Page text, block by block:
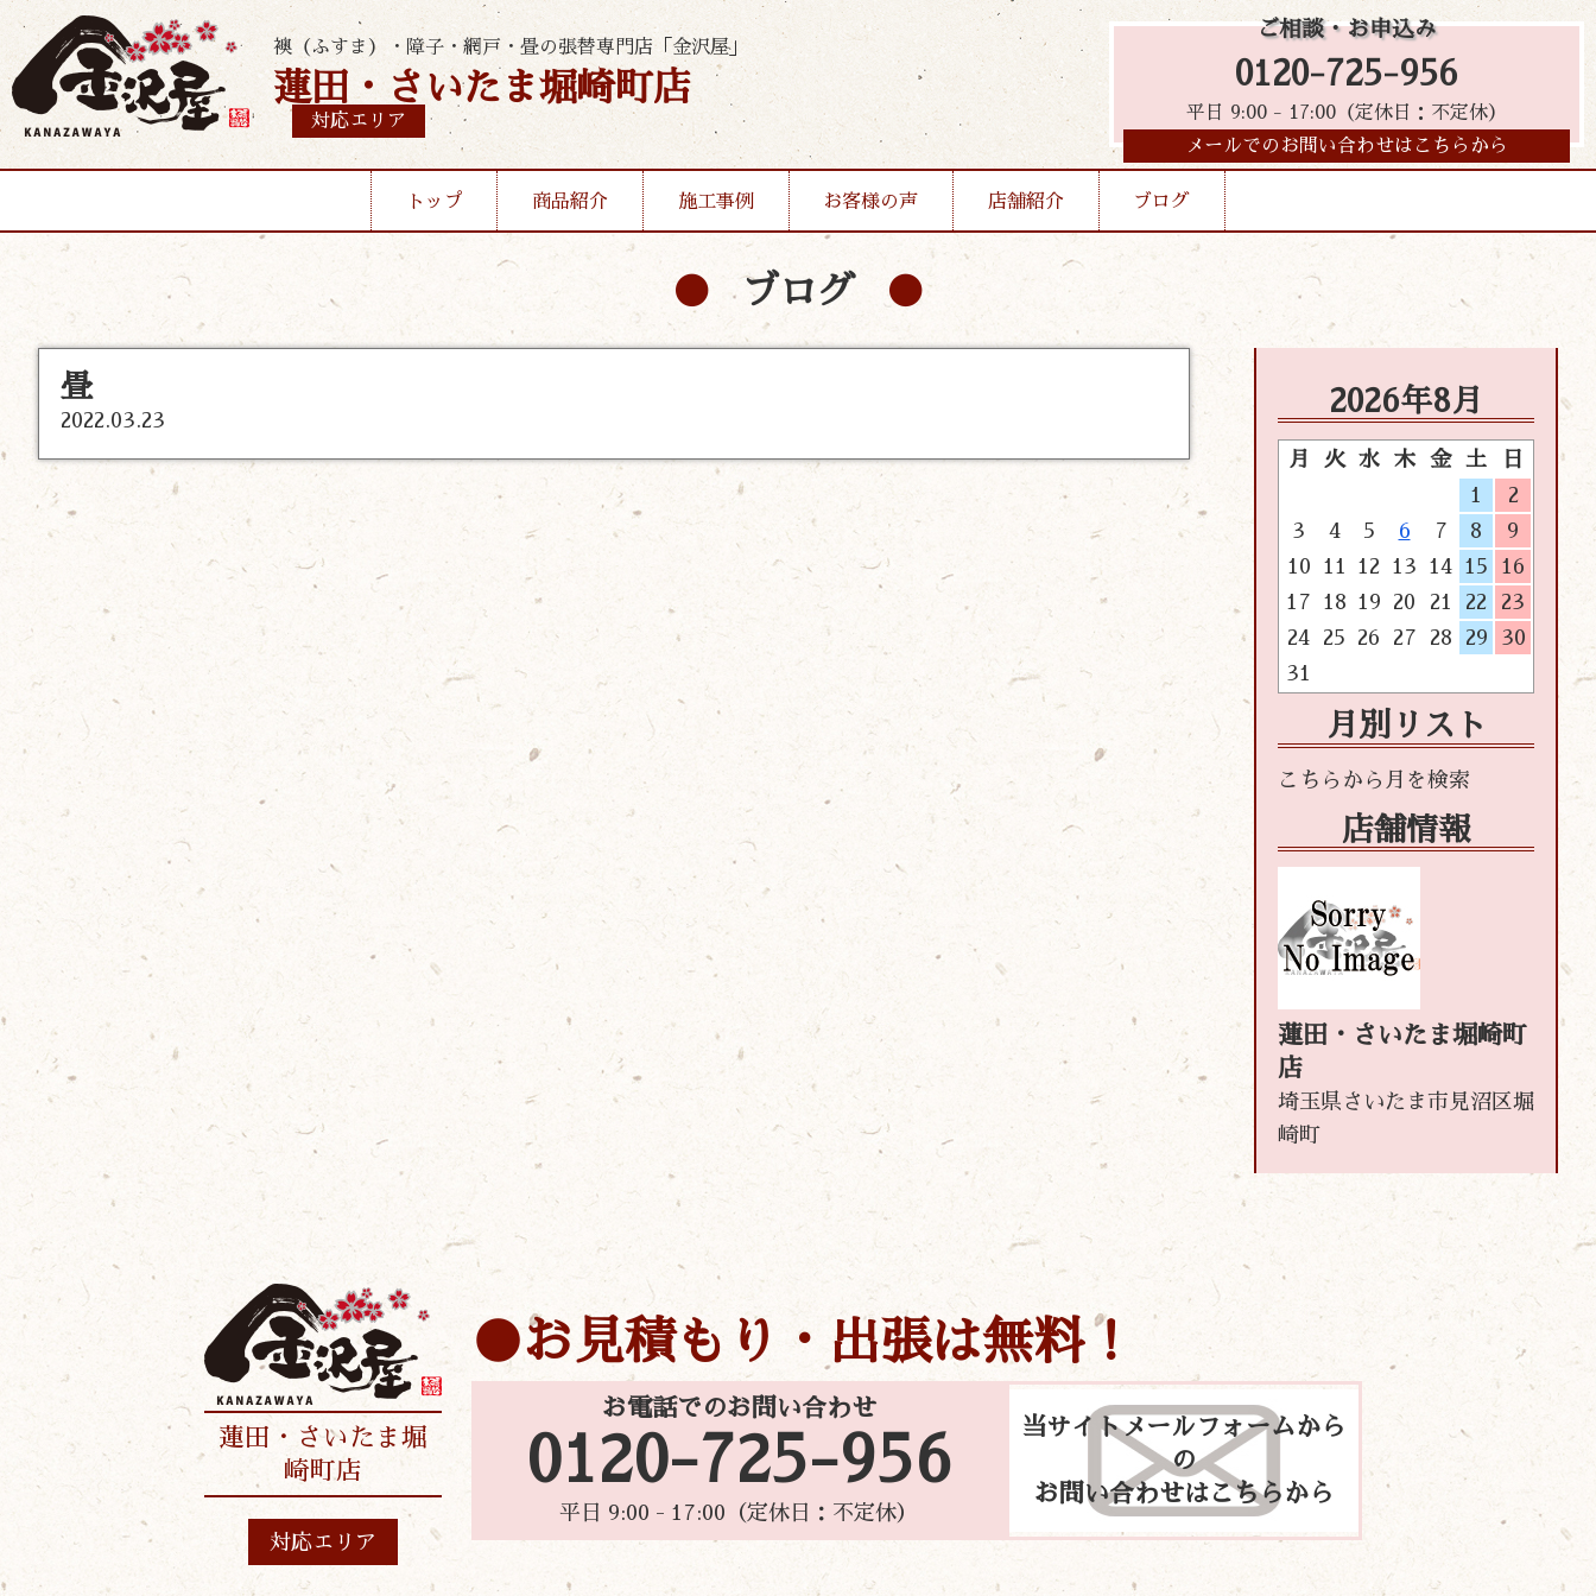
襖（ふすま）・障子・網戸・畳の張替専門店「金沢屋」
蓮田・さいたま堀崎町店
対応エリア
ご相談・お申込み
0120-725-956
平日 9:00 - 17:00（定休日：不定休）
メールでのお問い合わせはこちらから
トップ 商品紹介 施工事例 お客様の声 店舗紹介 ブログ
ブログ
畳
2022.03.23
2026年8月
月 火 水 木 金 土
日
1
2
3
4 5 6 7 8
9
10
11 12 13 14 15
16
17
18 19 20 21 22
23
24
25 26 27 28 29
30
31
月別リスト
店舗情報
蓮田・さいたま堀崎町
店
埼玉県さいたま市見沼区堀
崎町
蓮田・さいたま堀
崎町店
対応エリア
お見積もり・出張は無料！
お電話でのお問い合わせ
0120-725-956
平日 9:00 - 17:00（定休日：不定休）
当サイトメールフォームから
の
お問い合わせはこちらから